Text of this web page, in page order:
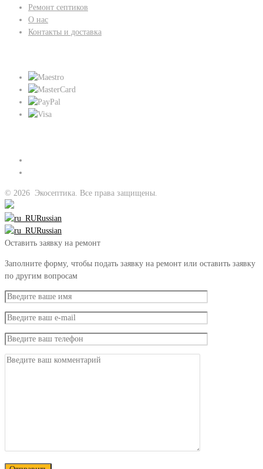
Ремонт септиков
О нас
Контакты и доставка
© 2026 Экосептика. Все права защищены.
Russian
Russian
Оставить заявку на ремонт
Заполните форму, чтобы подать заявку на ремонт или оставить заявку
по другим вопросам